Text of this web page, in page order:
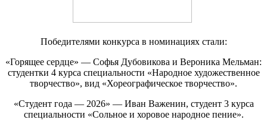
Победителями конкурса в номинациях стали:
«Горящее сердце» — Софья Дубовикова и Вероника Мельман:
студентки 4 курса специальности «Народное художественное
творчество», вид «Хореографическое творчество».
«Студент года — 2026» — Иван Важенин, студент 3 курса
специальности «Сольное и хоровое народное пение».